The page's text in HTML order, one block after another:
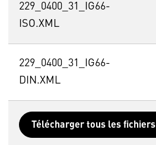
229_0400_31_IG66-
ISO.XML
229_0400_31_IG66-
DIN.XML
Télécharger tous les fichiers